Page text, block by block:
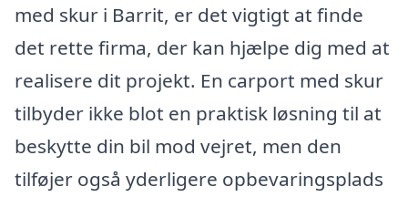
med skur i Barrit, er det vigtigt at finde
det rette firma, der kan hjælpe dig med at
realisere dit projekt. En carport med skur
tilbyder ikke blot en praktisk løsning til at
beskytte din bil mod vejret, men den
tilføjer også yderligere opbevaringsplads